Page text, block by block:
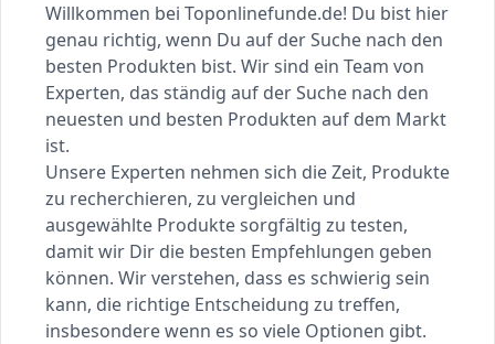
Willkommen bei Toponlinefunde.de! Du bist hier
genau richtig, wenn Du auf der Suche nach den
besten Produkten bist. Wir sind ein Team von
Experten, das ständig auf der Suche nach den
neuesten und besten Produkten auf dem Markt
ist.
Unsere Experten nehmen sich die Zeit, Produkte
zu recherchieren, zu vergleichen und
ausgewählte Produkte sorgfältig zu testen,
damit wir Dir die besten Empfehlungen geben
können. Wir verstehen, dass es schwierig sein
kann, die richtige Entscheidung zu treffen,
insbesondere wenn es so viele Optionen gibt.